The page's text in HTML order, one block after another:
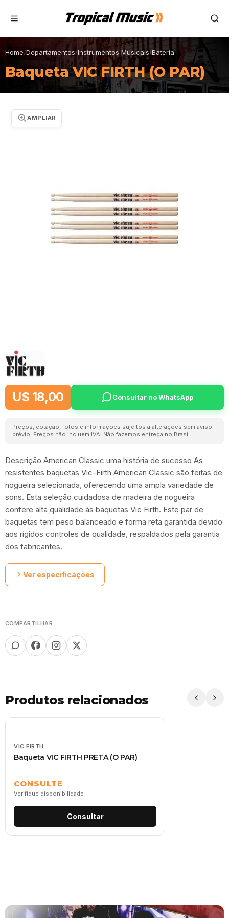
Home/Departamentos/Instrumentos Musicais/Bateria
Baqueta VIC FIRTH (O PAR)
AMPLIAR
U$ 18,00 Consultar no WhatsApp
Preços, cotação, fotos e informações sujeitos a alterações sem aviso
prévio. Preços não incluem IVA. Não fazemos entrega no Brasil.
Descrição American Classic uma história de sucesso As
resistentes baquetas Vic-Firth American Classic são feitas de
nogueira selecionada, oferecendo uma ampla variedade de
sons. Esta seleção cuidadosa de madeira de nogueira
confere alta qualidade às baquetas Vic Firth. Este par de
baquetas tem peso balanceado e forma reta garantida devido
aos rígidos controles de qualidade, respaldados pela garantia
dos fabricantes.
Ver especificações
COMPARTILHAR
Produtos relacionados
VIC FIRTH
Baqueta VIC FIRTH PRETA (O PAR)
CONSULTE
Verifique disponibilidade
Consultar